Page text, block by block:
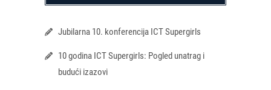
Jubilarna 10. konferencija ICT Supergirls
10 godina ICT Supergirls: Pogled unatrag i
budući izazovi